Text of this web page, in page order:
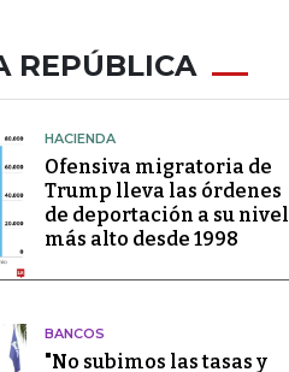
REPÚBLICA
HACIENDA
Ofensiva migratoria de
Trump lleva las órdenes
de deportación a su nivel
más alto desde 1998
BANCOS
"No subimos las tasas y